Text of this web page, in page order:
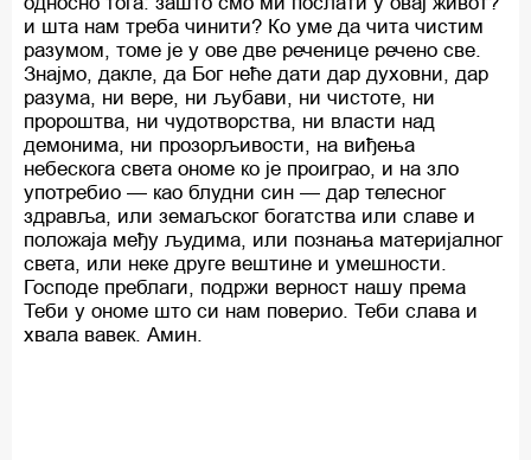
и шта нам треба чинити? Ко уме да чита чистим
разумом, томе је у ове две реченице речено све.
Знајмо, дакле, да Бог неће дати дар духовни, дар
разума, ни вере, ни љубави, ни чистоте, ни
пророштва, ни чудотворства, ни власти над
демонима, ни прозорљивости, на виђења
небескога света ономе ко је проиграо, и на зло
употребио — као блудни син — дар телесног
здравља, или земаљског богатства или славе и
положаја међу људима, или познања материјалног
света, или неке друге вештине и умешности.
Господе преблаги, подржи верност нашу према
Теби у ономе што си нам поверио. Теби слава и
хвала вавек. Амин.